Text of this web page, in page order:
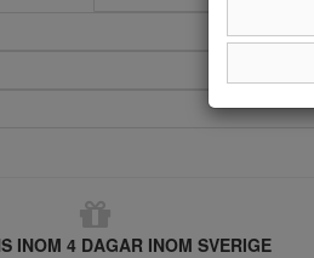
INOM 4 DAGAR INOM SVERIGE